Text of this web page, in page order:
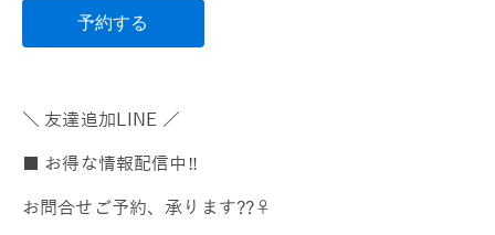
予約する
＼ 友達追加LINE ／
■ お得な情報配信中‼️
お問合せご予約、承ります??‍♀️